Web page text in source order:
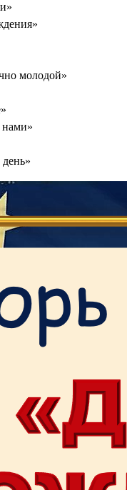
молодой»